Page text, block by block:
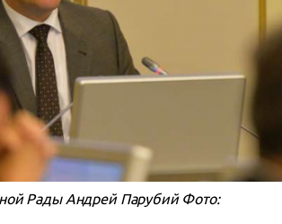
Рады Андрей Парубий Фото: